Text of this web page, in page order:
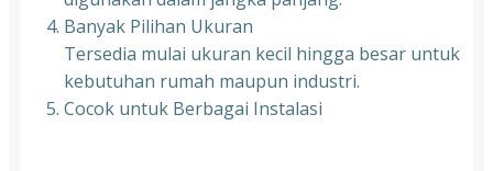
Banyak Pilihan Ukuran
Tersedia mulai ukuran kecil hingga besar untuk
kebutuhan rumah maupun industri.
Cocok untuk Berbagai Instalasi